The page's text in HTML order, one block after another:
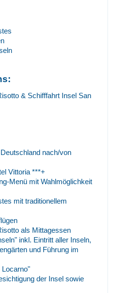
& Schifffahrt Insel San
nach/von
Vittoria ***+
Menü mit Wahlmöglichkeit
mit traditionellem
als Mittagessen
inkl. Eintritt aller Inseln,
und Führung im
Locarno"
der Insel sowie